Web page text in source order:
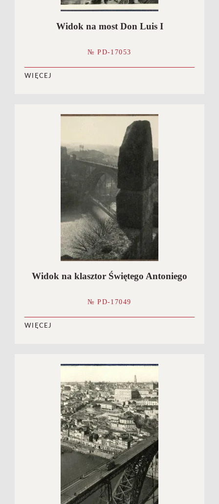
Widok na most Don Luis I
№ PD-17053
WIĘCEJ
Widok na klasztor Świętego Antoniego
№ PD-17049
WIĘCEJ